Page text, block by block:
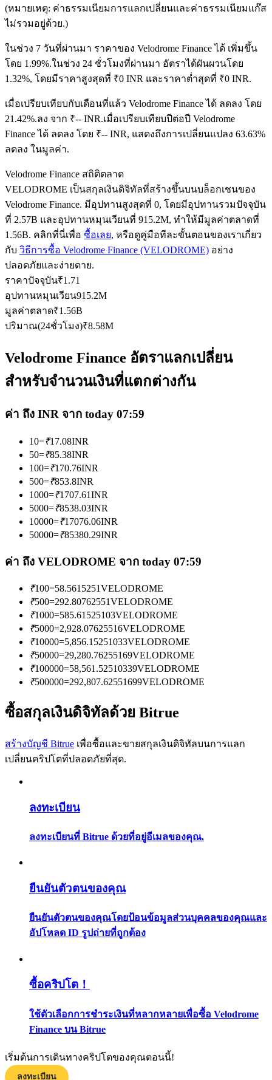
ฟิวเจอร์ส USDC
ฟิวเจอร์สที่ใช้ USDC เป็นหลักประกัน
คัดลอกการซื้อขาย
เข้าร่วมกับเทรดเดอร์ชั้นนำ
เพลิดเพลินกับการแบ่งปันผลกำไรและค่าคอมมิชชั่นการคัด
ลอกการซื้อขาย
การวิเคราะห์ข้อมูลขนาดใหญ่ รวมถึงข้อมูลการค้า ฯลฯ
แนะนำ
(หมายเหตุ: ค่าธรรมเนียมการแลกเปลี่ยนและค่าธรรมเนียมแก๊ส
ไม่รวมอยู่ด้วย.)
ในช่วง 7 วันที่ผ่านมา ราคาของ Velodrome Finance ได้ เพิ่มขึ้น
โดย 1.99%.ในช่วง 24 ชั่วโมงที่ผ่านมา อัตราได้ผันผวนโดย
1.32%, โดยมีราคาสูงสุดที่ ₹0 INR และราคาต่ำสุดที่ ₹0 INR.
เมื่อเปรียบเทียบกับเดือนที่แล้ว Velodrome Finance ได้ ลดลง โดย
21.42%.ลง จาก ₹-- INR.เมื่อเปรียบเทียบปีต่อปี Velodrome
Finance ได้ ลดลง โดย ₹-- INR, แสดงถึงการเปลี่ยนแปลง 63.63%
ลดลง ในมูลค่า.
Velodrome Finance สถิติตลาด
VELODROME เป็นสกุลเงินดิจิทัลที่สร้างขึ้นบนบล็อกเชนของ
Velodrome Finance. มีอุปทานสูงสุดที่ 0, โดยมีอุปทานรวมปัจจุบัน
ที่ 2.57B และอุปทานหมุนเวียนที่ 915.2M, ทำให้มีมูลค่าตลาดที่
1.56B. คลิกที่นี่เพื่อ ซื้อเลย, หรือดูคู่มือทีละขั้นตอนของเราเกี่ยว
กับ วิธีการซื้อ Velodrome Finance (VELODROME) อย่าง
ปลอดภัยและง่ายดาย.
ราคาปัจจุบัน₹1.71
อุปทานหมุนเวียน915.2M
มูลค่าตลาด₹1.56B
ปริมาณ(24ชั่วโมง)₹8.58M
Velodrome Finance อัตราแลกเปลี่ยน
สำหรับจำนวนเงินที่แตกต่างกัน
ค่า ถึง INR จาก today 07:59
10=₹17.08INR
50=₹85.38INR
100=₹170.76INR
500=₹853.8INR
1000=₹1707.61INR
5000=₹8538.03INR
10000=₹17076.06INR
50000=₹85380.29INR
ค่า ถึง VELODROME จาก today 07:59
₹100=58.5615251VELODROME
₹500=292.80762551VELODROME
₹1000=585.61525103VELODROME
₹5000=2,928.07625516VELODROME
₹10000=5,856.15251033VELODROME
₹50000=29,280.76255169VELODROME
₹100000=58,561.52510339VELODROME
₹500000=292,807.62551699VELODROME
ซื้อสกุลเงินดิจิทัลด้วย Bitrue
สร้างบัญชี Bitrue เพื่อซื้อและขายสกุลเงินดิจิทัลบนการแลก
เปลี่ยนคริปโตที่ปลอดภัยที่สุด.
ลงทะเบียน
ลงทะเบียนที่ Bitrue ด้วยที่อยู่อีเมลของคุณ.
ยืนยันตัวตนของคุณ
ยืนยันตัวตนของคุณโดยป้อนข้อมูลส่วนบุคคลของคุณและ
อัปโหลด ID รูปถ่ายที่ถูกต้อง
ซื้อคริปโต！
ใช้ตัวเลือกการชำระเงินที่หลากหลายเพื่อซื้อ Velodrome
Finance บน Bitrue
เริ่มต้นการเดินทางคริปโตของคุณตอนนี้!
ลงทะเบียน